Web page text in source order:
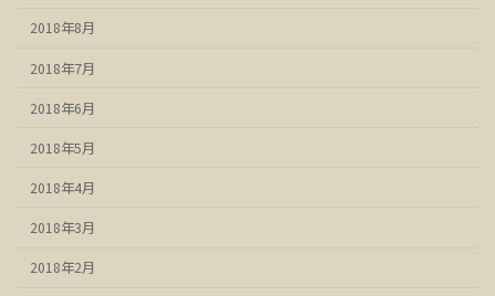
2018年8月
2018年7月
2018年6月
2018年5月
2018年4月
2018年3月
2018年2月